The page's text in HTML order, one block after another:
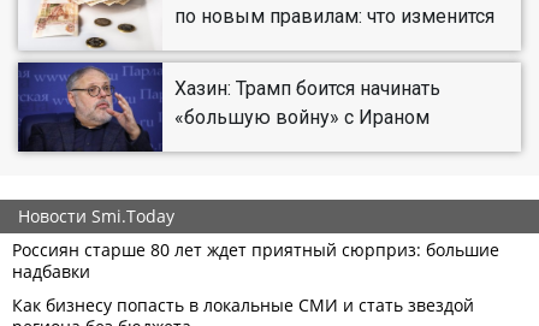
по новым правилам: что изменится
Хазин: Трамп боится начинать
«большую войну» с Ираном